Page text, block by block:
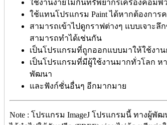
ใช้งานง่ายไม่กินทรัพยากรเครื่องคอมพิ
ใช้แทนโปรแกรม Paint ได้หากต้องการ
สามารถเข้าไปดูกราฟต่างๆ แบบเจาะลึ
สามารถทำได้เช่นกัน
เป็นโปรแกรมที่ถูกออกแบบมาให้ใช้งาน
เป็นโปรแกรมที่มีผู้ใช้งานมากทั่วโลก ห
พัฒนา
และฟังก์ชั่นอื่นๆ อีกมากมาย
Note : โปรแกรม ImageJ โปรแกรมนี้ ทางผู้พัฒ